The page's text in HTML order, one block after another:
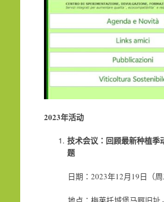
2023年活动
技术会议：回顾最新种植季
题
日期：2023年12月19日（周